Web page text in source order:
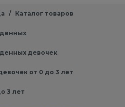
Каталог товаров
девочек
от 0 до 3 лет
3 лет